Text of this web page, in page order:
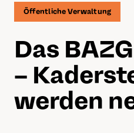
besetztEngagement
Über transfair
Öffentliche Verwaltung
Das
–
werden